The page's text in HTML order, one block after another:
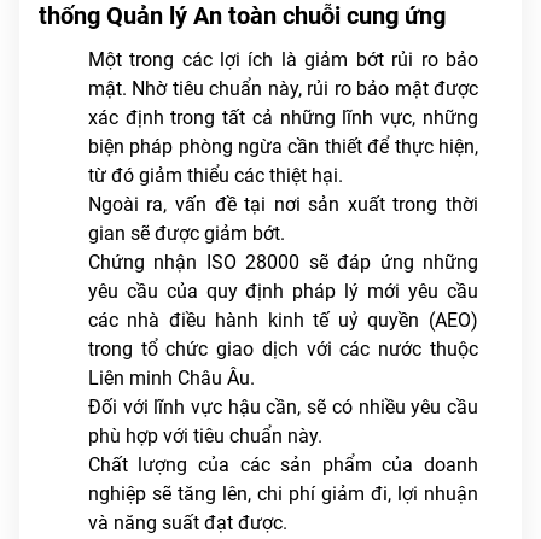
thống Quản lý An toàn chuỗi cung ứng
Một trong các lợi ích là giảm bớt rủi ro bảo
mật. Nhờ tiêu chuẩn này, rủi ro bảo mật được
xác định trong tất cả những lĩnh vực, những
biện pháp phòng ngừa cần thiết để thực hiện,
từ đó giảm thiểu các thiệt hại.
Ngoài ra, vấn đề tại nơi sản xuất trong thời
gian sẽ được giảm bớt.
Chứng nhận ISO 28000 sẽ đáp ứng những
yêu cầu của quy định pháp lý mới yêu cầu
các nhà điều hành kinh tế uỷ quyền (AEO)
trong tổ chức giao dịch với các nước thuộc
Liên minh Châu Âu.
Đối với lĩnh vực hậu cần, sẽ có nhiều yêu cầu
phù hợp với tiêu chuẩn này.
Chất lượng của các sản phẩm của doanh
nghiệp sẽ tăng lên, chi phí giảm đi, lợi nhuận
và năng suất đạt được.